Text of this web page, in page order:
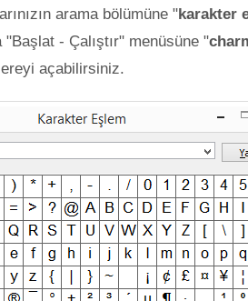
arama bölümüne "karakter
"Başlat - Çalıştır" menüsüne "
açabilirsiniz.